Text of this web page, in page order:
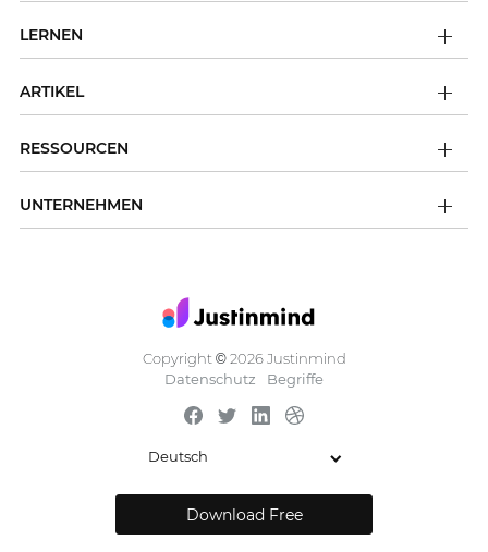
LERNEN
ARTIKEL
RESSOURCEN
UNTERNEHMEN
Copyright ©2026 Justinmind
Datenschutz
Begriffe
Deutsch
Download Free